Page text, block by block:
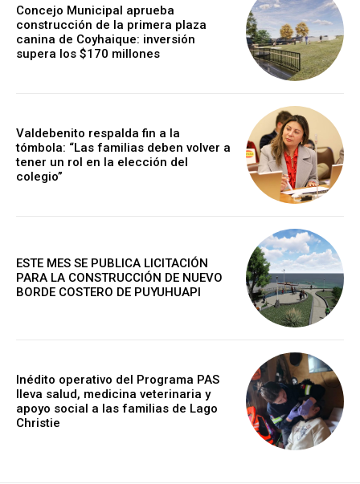
Concejo Municipal aprueba
construcción de la primera plaza
canina de Coyhaique: inversión
supera los $170 millones
Valdebenito respalda fin a la
tómbola: “Las familias deben volver a
tener un rol en la elección del
colegio”
ESTE MES SE PUBLICA LICITACIÓN
PARA LA CONSTRUCCIÓN DE NUEVO
BORDE COSTERO DE PUYUHUAPI
Inédito operativo del Programa PAS
lleva salud, medicina veterinaria y
apoyo social a las familias de Lago
Christie